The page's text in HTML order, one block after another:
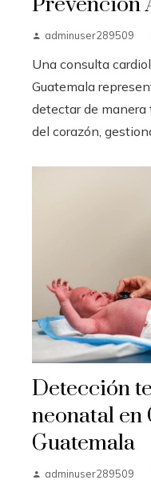
adminuser289509
Una consulta
Guatemala
detectar de
del corazón,
Detección
neonatal en
Guatemala
adminuser289509